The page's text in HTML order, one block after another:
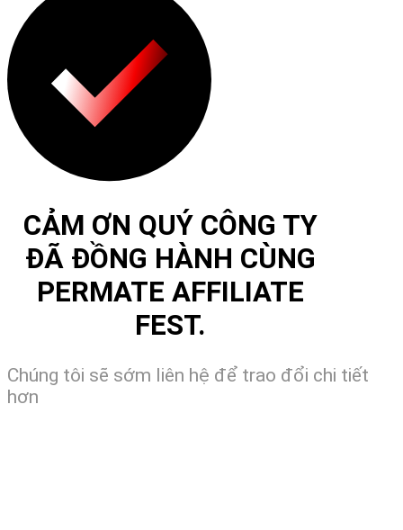
CẢM ƠN QUÝ CÔNG TY
ĐÃ ĐỒNG HÀNH CÙNG
PERMATE AFFILIATE
FEST.
Chúng tôi sẽ sớm liên hệ để trao đổi chi tiết
hơn